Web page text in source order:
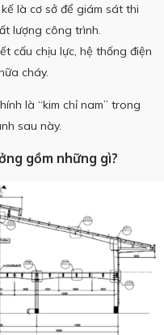
là cơ sở để giám sát thi
lượng công trình.
cấu chịu lực, hệ thống điện
cháy.
là “kim chỉ nam” trong
sau này.
gồm những gì?